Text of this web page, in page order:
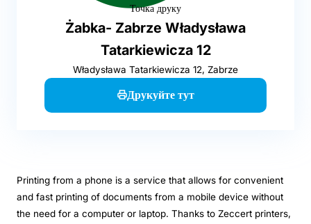
Точка друку
Żabka- Zabrze Władysława
Tatarkiewicza 12
Władysława Tatarkiewicza 12, Zabrze
Друкуйте тут
Printing from a phone is a service that allows for convenient
and fast printing of documents from a mobile device without
the need for a computer or laptop. Thanks to Zeccert printers,